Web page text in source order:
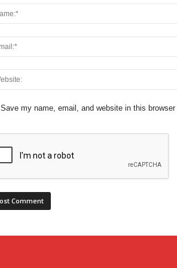
Save my name, email, and website in this